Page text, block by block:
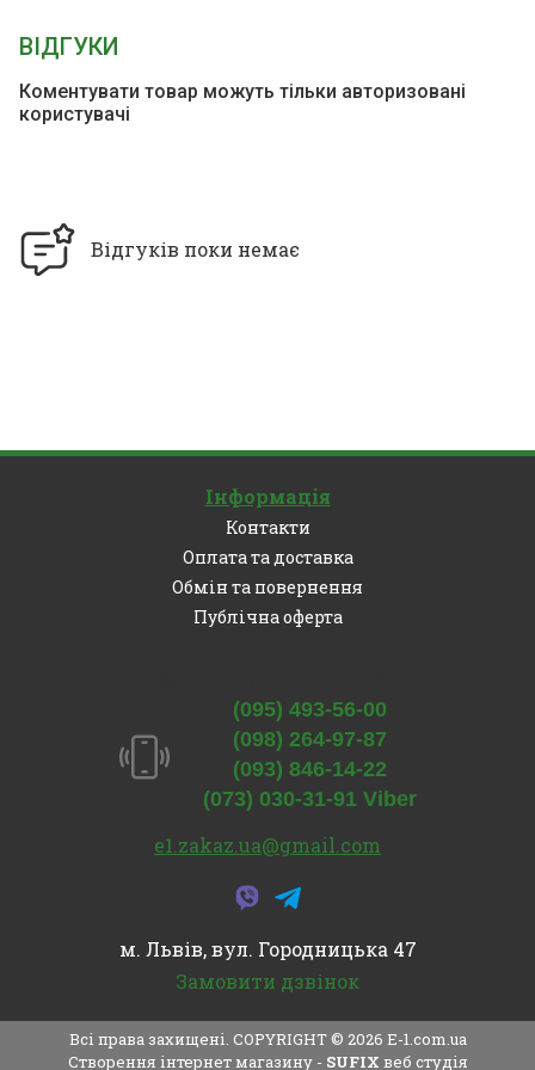
ВІДГУКИ
Коментувати товар можуть тільки авторизовані
користувачі
Відгуків поки немає
Інформація
Контакти
Оплата та доставка
Обмін та повернення
Публічна оферта
(095) 493-56-00
(098) 264-97-87
(093) 846-14-22
(073) 030-31-91 Viber
e1.zakaz.ua@gmail.com
м. Львів, вул. Городницька 47
Замовити дзвінок
Всі права захищені. COPYRIGHT © 2026 E-1.com.ua
Створення інтернет магазину- SUFIX веб студія